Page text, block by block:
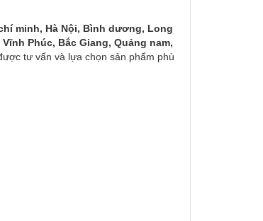
minh, Hà Nội, Bình dương, Long
Phúc, Bắc Giang, Quảng nam,
tư vấn và lựa chọn sản phẩm phù